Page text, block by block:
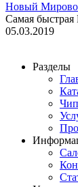
Новый
Cамая
05.03.2019
Разделы